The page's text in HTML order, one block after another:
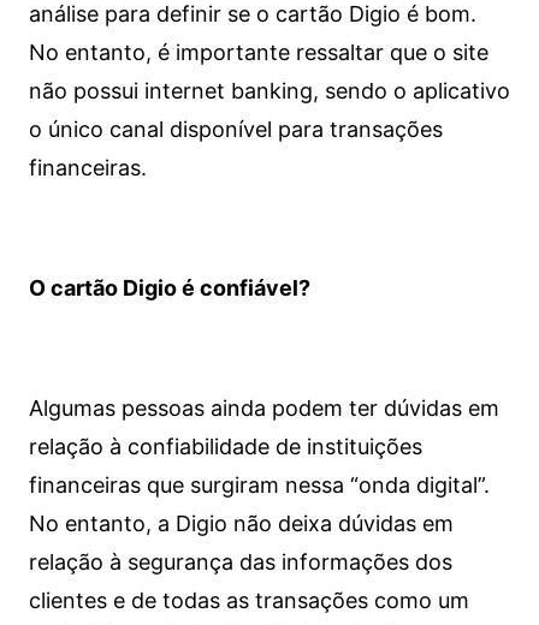
análise para definir se o cartão Digio é bom.
No entanto, é importante ressaltar que o site
não possui internet banking, sendo o aplicativo
o único canal disponível para transações
financeiras.
O cartão Digio é confiável?
Algumas pessoas ainda podem ter dúvidas em
relação à confiabilidade de instituições
financeiras que surgiram nessa “onda digital”.
No entanto, a Digio não deixa dúvidas em
relação à segurança das informações dos
clientes e de todas as transações como um